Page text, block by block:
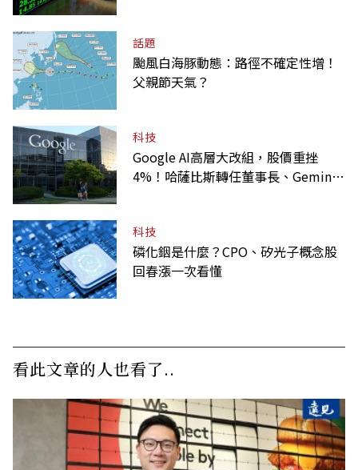
話題
颱風白海豚動態：路徑不確定性增！
父親節天氣？
科技
Google AI高層大改組，股價重挫
4%！哈薩比斯轉任董事長、Gemini
科技
磷化銦是什麼？CPO、矽光子概念股
回春漲一次看懂
看此文章的人也看了..